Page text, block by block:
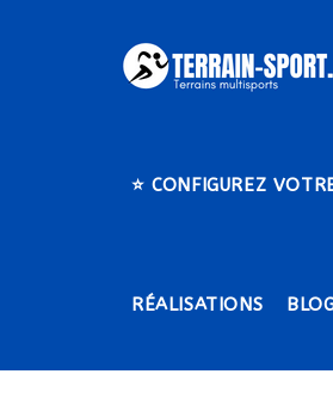
⭐​ CONFIGUREZ
RÉALISATIONS